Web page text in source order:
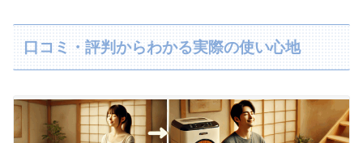
口コミ・評判からわかる実際の使い心地